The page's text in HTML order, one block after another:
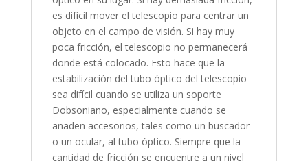
es difícil mover el telescopio para centrar un
objeto en el campo de visión. Si hay muy
poca fricción, el telescopio no permanecerá
donde está colocado. Esto hace que la
estabilización del tubo óptico del telescopio
sea difícil cuando se utiliza un soporte
Dobsoniano, especialmente cuando se
añaden accesorios, tales como un buscador
o un ocular, al tubo óptico. Siempre que la
cantidad de fricción se encuentre a un nivel